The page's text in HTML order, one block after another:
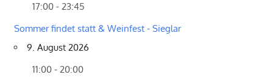
17:00 - 23:45
Sommer findet statt & Weinfest - Sieglar
9. August 2026
11:00 - 20:00